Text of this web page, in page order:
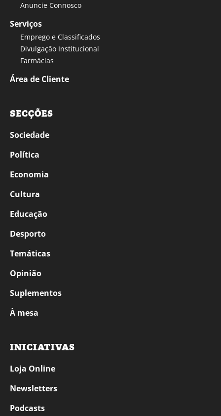
Anuncie Connosco
Serviços
Emprego e Classificados
Divulgação Institucional
Farmácias
Área de Cliente
SECÇÕES
Sociedade
Política
Economia
Cultura
Educação
Desporto
Temáticas
Opinião
Suplementos
À mesa
INICIATIVAS
Loja Online
Newsletters
Podcasts